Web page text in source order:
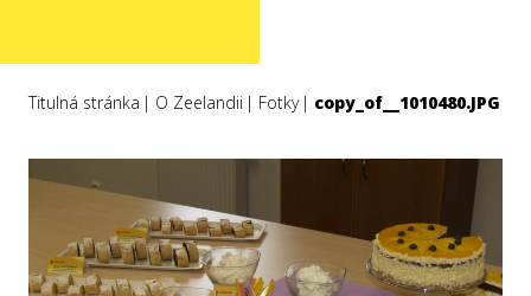
Titulná stránka O Zeelandii Fotky copy_of__1010480.JPG